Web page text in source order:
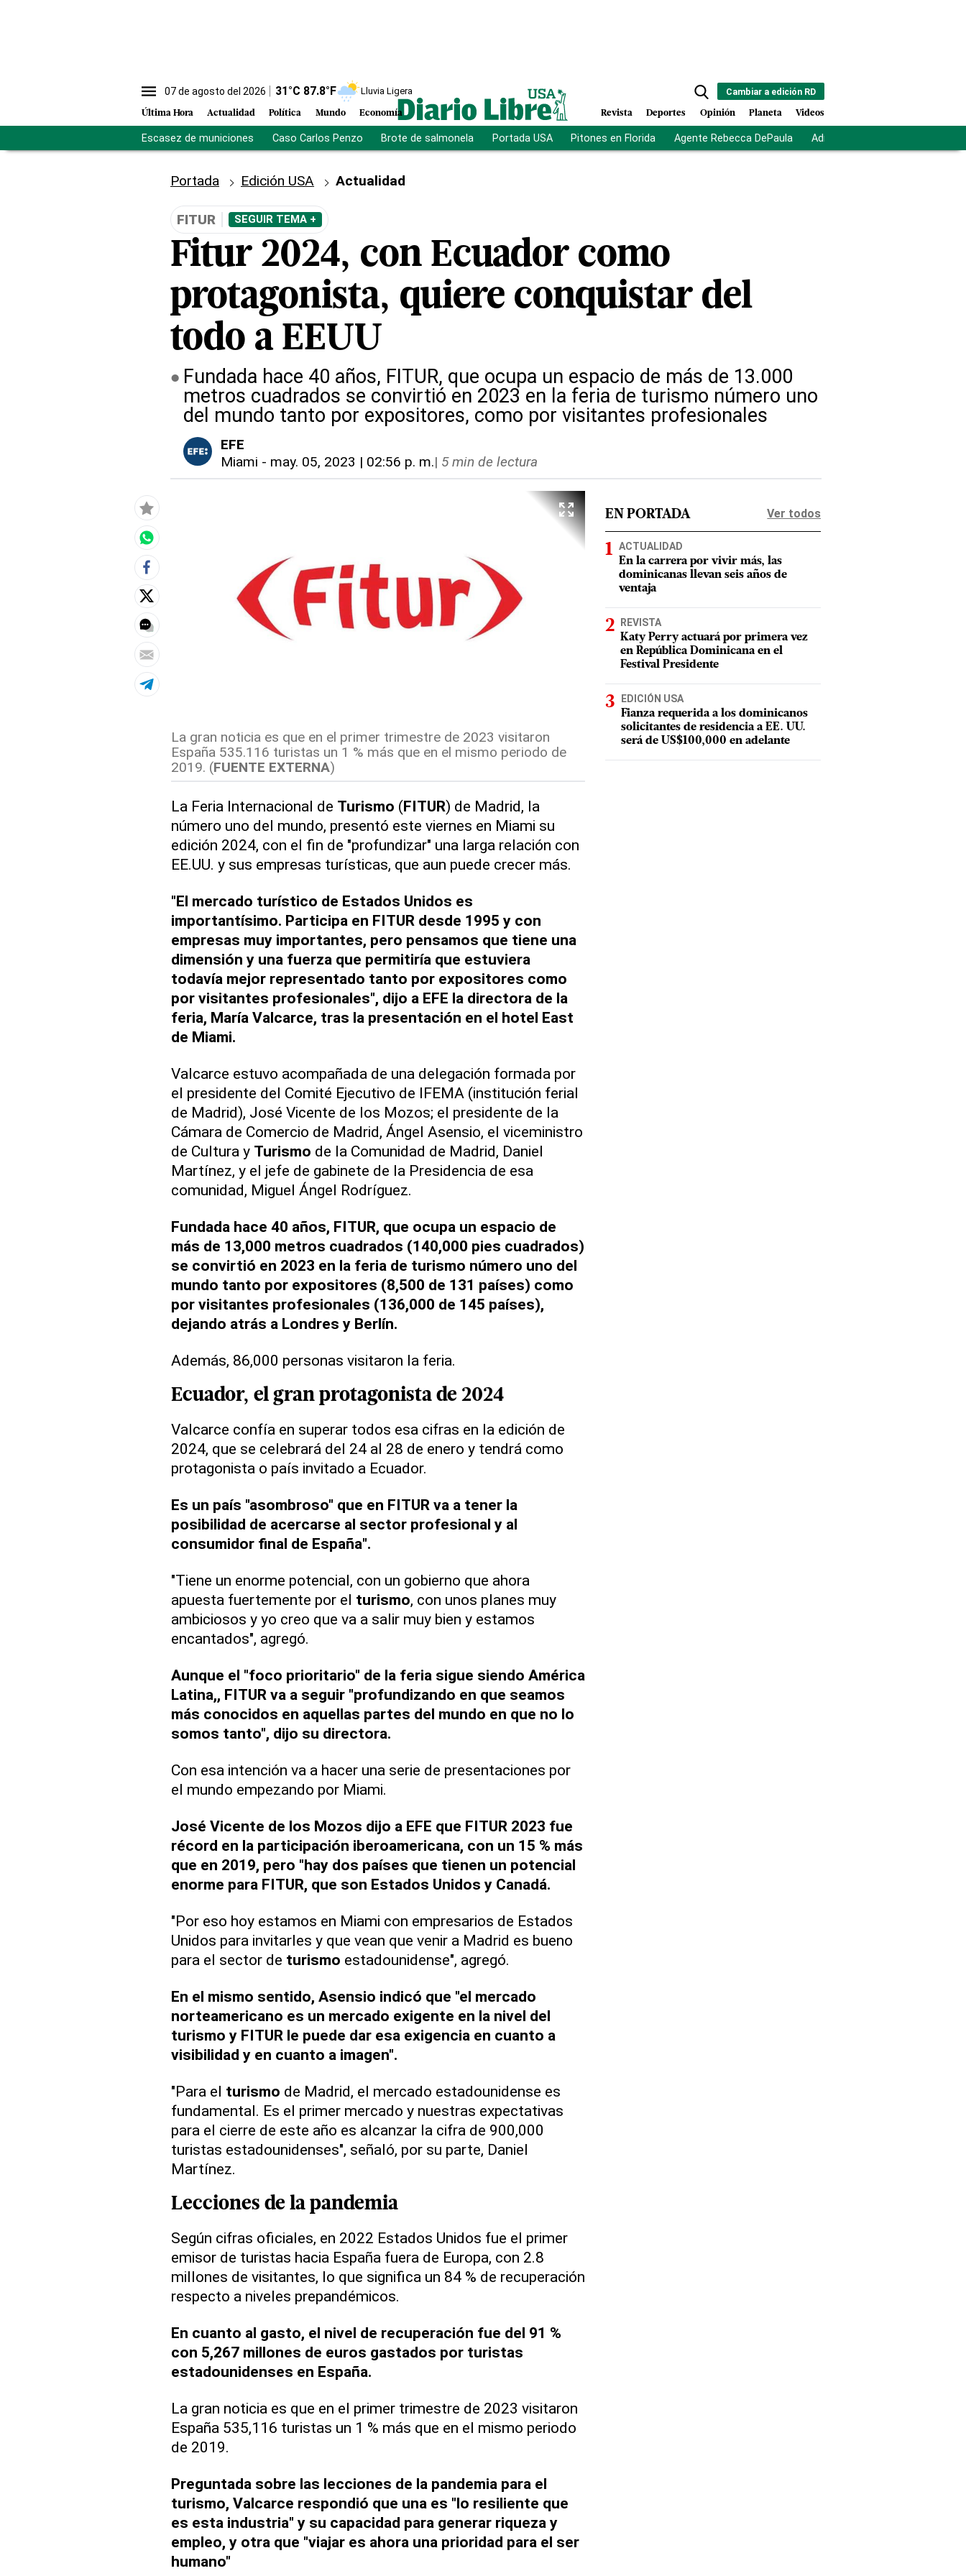
07 de agosto del 2026 31 °C 87.8°F Lluvia Ligera
Última Hora Actualidad Política Mundo Economía
Cambiar a edición RD
Revista Deportes Opinión Planeta Videos
Escasez de municiones Caso Carlos Penzo Brote de salmonela Portada USA Pitones en Florida Agente Rebecca DePaula Adriano Espaillat
Portada Edición USA Actualidad
FITUR SEGUIR TEMA +
Fitur 2024, con Ecuador como
protagonista, quiere conquistar del
todo a EEUU
Fundada hace 40 años, FITUR, que ocupa un espacio de más de 13.000
metros cuadrados se convirtió en 2023 en la feria de turismo número uno
del mundo tanto por expositores, como por visitantes profesionales
EFE
Miami - may. 05, 2023 | 02:56 p. m.| 5 min de lectura
La gran noticia es que en el primer trimestre de 2023 visitaron
España 535.116 turistas un 1 % más que en el mismo periodo de
2019. (FUENTE EXTERNA)
La Feria Internacional de Turismo (FITUR) de Madrid, la
número uno del mundo, presentó este viernes en Miami su
edición 2024, con el fin de "profundizar" una larga relación con
EE.UU. y sus empresas turísticas, que aun puede crecer más.
"El mercado turístico de Estados Unidos es
importantísimo. Participa en FITUR desde 1995 y con
empresas muy importantes, pero pensamos que tiene una
dimensión y una fuerza que permitiría que estuviera
todavía mejor representado tanto por expositores como
por visitantes profesionales", dijo a EFE la directora de la
feria, María Valcarce, tras la presentación en el hotel East
de Miami.
Valcarce estuvo acompañada de una delegación formada por
el presidente del Comité Ejecutivo de IFEMA (institución ferial
de Madrid), José Vicente de los Mozos; el presidente de la
Cámara de Comercio de Madrid, Ángel Asensio, el viceministro
de Cultura y Turismo de la Comunidad de Madrid, Daniel
Martínez, y el jefe de gabinete de la Presidencia de esa
comunidad, Miguel Ángel Rodríguez.
Fundada hace 40 años, FITUR, que ocupa un espacio de
más de 13,000 metros cuadrados (140,000 pies cuadrados)
se convirtió en 2023 en la feria de turismo número uno del
mundo tanto por expositores (8,500 de 131 países) como
por visitantes profesionales (136,000 de 145 países),
dejando atrás a Londres y Berlín.
Además, 86,000 personas visitaron la feria.
Ecuador, el gran protagonista de 2024
Valcarce confía en superar todos esa cifras en la edición de
2024, que se celebrará del 24 al 28 de enero y tendrá como
protagonista o país invitado a Ecuador.
Es un país "asombroso" que en FITUR va a tener la
posibilidad de acercarse al sector profesional y al
consumidor final de España".
"Tiene un enorme potencial, con un gobierno que ahora
apuesta fuertemente por el turismo, con unos planes muy
ambiciosos y yo creo que va a salir muy bien y estamos
encantados", agregó.
Aunque el "foco prioritario" de la feria sigue siendo América
Latina,, FITUR va a seguir "profundizando en que seamos
más conocidos en aquellas partes del mundo en que no lo
somos tanto", dijo su directora.
Con esa intención va a hacer una serie de presentaciones por
el mundo empezando por Miami.
José Vicente de los Mozos dijo a EFE que FITUR 2023 fue
récord en la participación iberoamericana, con un 15 % más
que en 2019, pero "hay dos países que tienen un potencial
enorme para FITUR, que son Estados Unidos y Canadá.
"Por eso hoy estamos en Miami con empresarios de Estados
Unidos para invitarles y que vean que venir a Madrid es bueno
para el sector de turismo estadounidense", agregó.
En el mismo sentido, Asensio indicó que "el mercado
norteamericano es un mercado exigente en la nivel del
turismo y FITUR le puede dar esa exigencia en cuanto a
visibilidad y en cuanto a imagen".
"Para el turismo de Madrid, el mercado estadounidense es
fundamental. Es el primer mercado y nuestras expectativas
para el cierre de este año es alcanzar la cifra de 900,000
turistas estadounidenses", señaló, por su parte, Daniel
Martínez.
Lecciones de la pandemia
Según cifras oficiales, en 2022 Estados Unidos fue el primer
emisor de turistas hacia España fuera de Europa, con 2.8
millones de visitantes, lo que significa un 84 % de recuperación
respecto a niveles prepandémicos.
En cuanto al gasto, el nivel de recuperación fue del 91 %
con 5,267 millones de euros gastados por turistas
estadounidenses en España.
La gran noticia es que en el primer trimestre de 2023 visitaron
España 535,116 turistas un 1 % más que en el mismo periodo
de 2019.
Preguntada sobre las lecciones de la pandemia para el
turismo, Valcarce respondió que una es "lo resiliente que
es esta industria" y su capacidad para generar riqueza y
empleo, y otra que "viajar es ahora una prioridad para el ser
humano"
EN PORTADA Ver todos
ACTUALIDAD
En la carrera por vivir más, las
dominicanas llevan seis años de
ventaja
REVISTA
Katy Perry actuará por primera vez
en República Dominicana en el
Festival Presidente
EDICIÓN USA
Fianza requerida a los dominicanos
solicitantes de residencia a EE. UU.
será de US$100,000 en adelante